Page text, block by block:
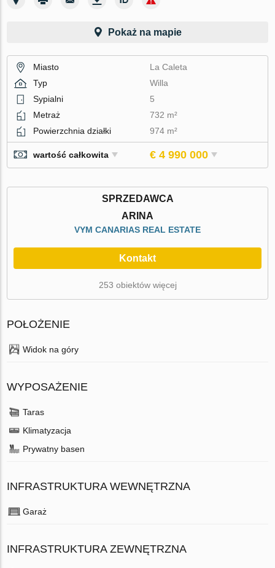
Pokaż na mapie
Miasto
La Caleta
Typ
Willa
Sypialni
5
Metraż
732 m²
Powierzchnia działki
974 m²
wartość całkowita € 4 990 000
SPRZEDAWCA
ARINA
VYM CANARIAS REAL ESTATE
Kontakt
253 obiektów więcej
POŁOŻENIE
Widok na góry
WYPOSAŻENIE
Taras
Klimatyzacja
Prywatny basen
INFRASTRUKTURA WEWNĘTRZNA
Garaż
INFRASTRUKTURA ZEWNĘTRZNA